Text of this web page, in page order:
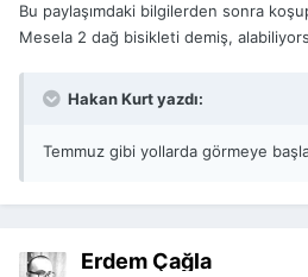
Bu paylaşımdaki bilgilerden sonra
Mesela 2 dağ bisikleti demiş,
Hakan Kurt yazdı:
Temmuz gibi yollarda görmeye
Erdem Çağla